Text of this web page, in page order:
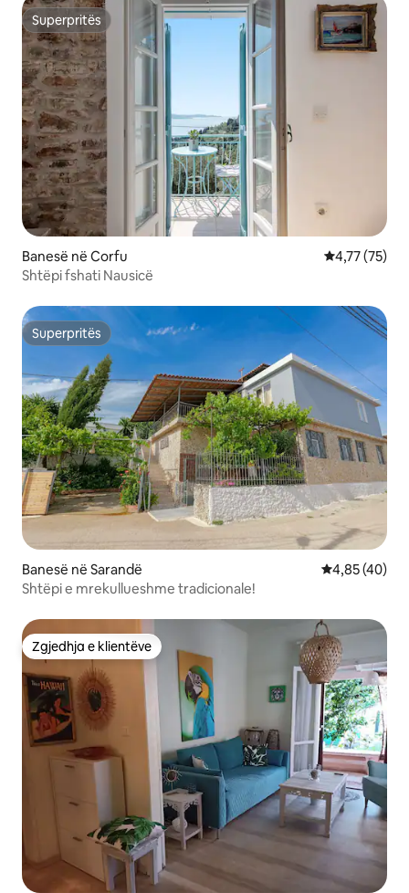
Superpritës
Superpritës
Banesë në Corfu Vlerësimi
4,77 (75)
Shtëpi fshati Nausicë
Superpritës
Superpritës
Banesë në Sarandë Vlerësimi
4,85 (40)
Shtëpi e mrekullueshme tradicionale!
Zgjedhja e klientëve
Zgjedhja e klientëve